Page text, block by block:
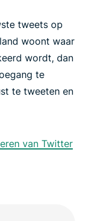
tweets op
woont waar
wordt, dan
te
te tweeten en
van Twitter